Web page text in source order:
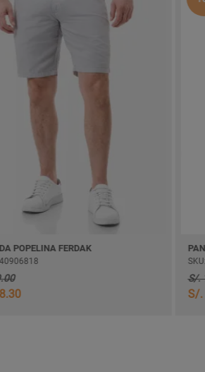
FERDAK
SKU:
S/. 189.00
S/.